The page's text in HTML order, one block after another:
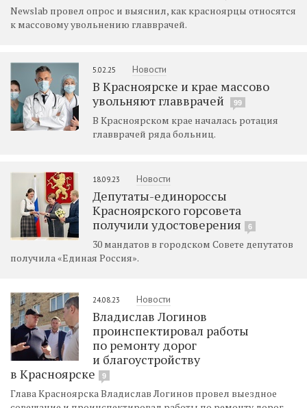
Newslab провел опрос и выяснил, как красноярцы относятся
к массовому увольнению главврачей.
5.02.25 Новости
В Красноярске и крае массово
увольняют главврачей
99
В Красноярском крае началась ротация
главврачей ряда больниц.
18.09.23 Новости
Депутаты-единороссы
Красноярского горсовета
получили удостоверения
6
30 мандатов в городском Совете депутатов
получила «Единая Россия».
24.08.23 Новости
Владислав Логинов
проинспектировал работы
по ремонту дорог
и благоустройству
в Красноярске
9
Глава Красноярска Владислав Логинов провел выездное